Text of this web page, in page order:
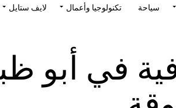
سياحة تكنولوجيا وأعمال لايف ستايل
في أبو